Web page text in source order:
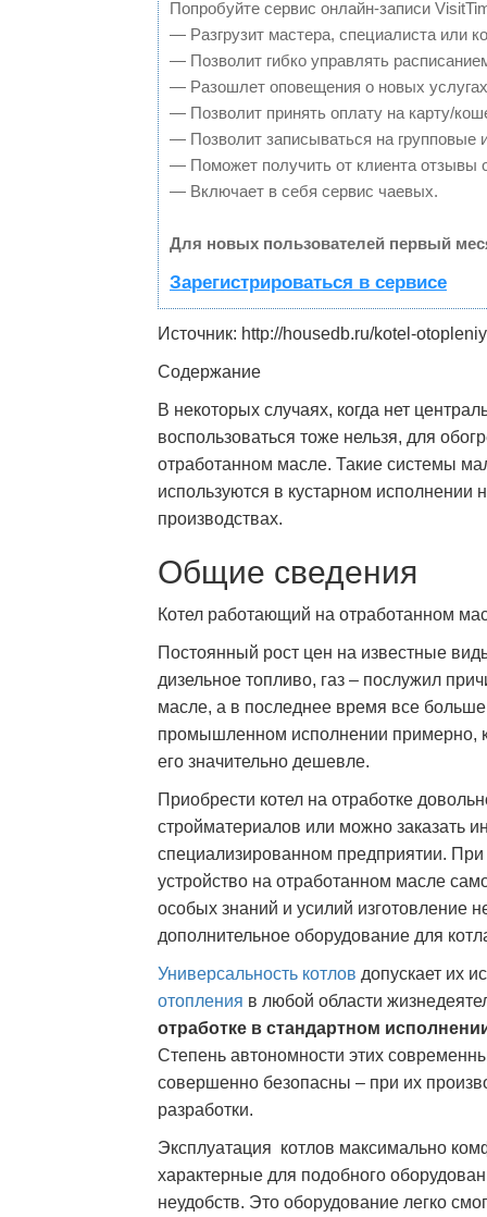
Попробуйте сервис онлайн-записи
— Разгрузит мастера, специалиста или
— Позволит гибко управлять
— Разошлет оповещения о новых
— Позволит принять оплату на карту/
— Позволит записываться на групповые
— Поможет получить от клиента отзывы
— Включает в себя сервис чаевых.
Для новых пользователей первый
Зарегистрироваться в сервисе
Источник: http://housedb.ru/kotel-
Содержание
В некоторых случаях, когда нет
воспользоваться тоже нельзя, для
отработанном масле. Такие системы
используются в кустарном
производствах.
Общие сведения
Котел работающий на отработанном
Постоянный рост цен на известные
дизельное топливо, газ – послужил
масле, а в последнее время все
промышленном исполнении примерно,
его значительно дешевле.
Приобрести котел на отработке
стройматериалов или можно заказать
специализированном предприятии.
устройство на отработанном масле
особых знаний и усилий изготовление
дополнительное оборудование для
Универсальность котлов допускает их
отопления в любой области
отработке в стандартном
Степень автономности этих
совершенно безопасны – при их
разработки.
Эксплуатация котлов максимально
характерные для подобного
неудобств. Это оборудование легко